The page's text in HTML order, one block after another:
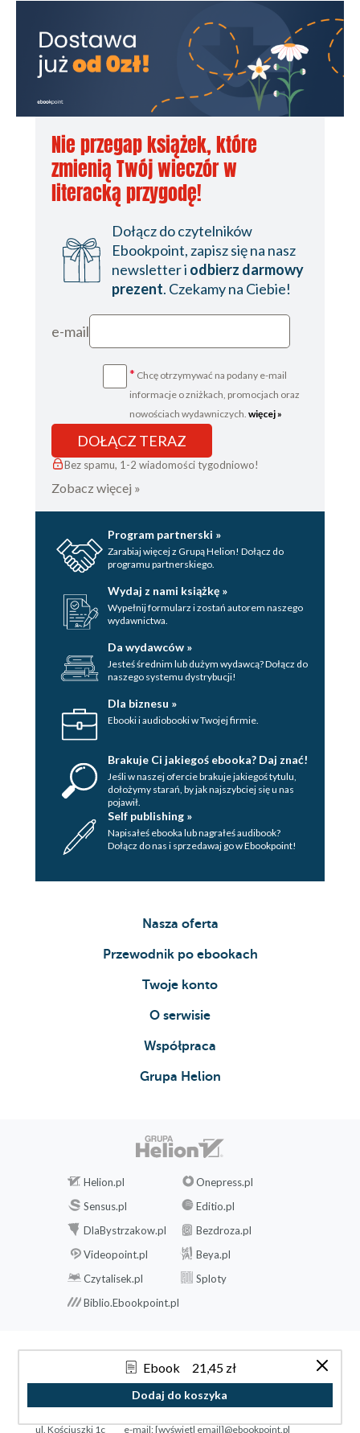
Ebook 21,45 zł
Dodaj do koszyka
Nie przegap książek, które
zmienią Twój wieczór w
literacką przygodę!
Dołącz do czytelników
Ebookpoint, zapisz się na nasz
newsletter i odbierz darmowy
prezent. Czekamy na Ciebie!
e-mail
* Chcę otrzymywać na podany e-mail
informacje o zniżkach, promocjach oraz
nowościach wydawniczych. więcej »
DOŁĄCZ TERAZ
Bez spamu, 1-2 wiadomości tygodniowo!
Zobacz więcej »
Program partnerski »
Zarabiaj więcej z Grupą Helion! Dołącz do
programu partnerskiego.
Wydaj z nami książkę »
Wypełnij formularz i zostań autorem naszego
wydawnictwa.
Da wydawców »
Jesteś średnim lub dużym wydawcą? Dołącz do
naszego systemu dystrybucji!
Dla biznesu »
Ebooki i audiobooki w Twojej firmie.
Brakuje Ci jakiegoś ebooka? Daj znać!
Jeśli w naszej ofercie brakuje jakiegoś tytulu,
dołożymy starań, by jak najszybciej się u nas
pojawił.
Self publishing »
Napisałeś ebooka lub nagrałeś audibook?
Dołącz do nas i sprzedawaj go w Ebookpoint!
Nasza oferta
Przewodnik po ebookach
Twoje konto
O serwisie
Współpraca
Grupa Helion
Helion.pl
Onepress.pl
Sensus.pl
Editio.pl
DlaBystrzakow.pl
Bezdroza.pl
Videopoint.pl
Beya.pl
Czytalisek.pl
Sploty
Biblio.Ebookpoint.pl
ul. Kościuszki 1c
e-mail:[wyświetl email]@ebookpoint.pl